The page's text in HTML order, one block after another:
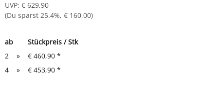
UVP: € 629,90
(Du sparst 25.4%, € 160,00)
ab
Stückpreis / Stk
2
» € 460,90 *
4
» € 453,90 *